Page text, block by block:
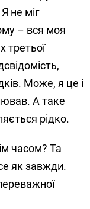
не міг
– вся моя
третьої
Може, я це і
А таке
рідко.
часом? Та
як завжди.